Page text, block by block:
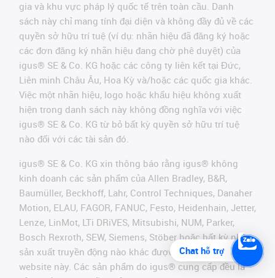
gia và khu vực pháp lý quốc tế trên toàn cầu. Danh
sách này chỉ mang tính đại diện và không đầy đủ về các
quyền sở hữu trí tuệ (ví dụ: nhãn hiệu đã đăng ký hoặc
các đơn đăng ký nhãn hiệu đang chờ phê duyệt) của
igus® SE & Co. KG hoặc các công ty liên kết tại Đức,
Liên minh Châu Âu, Hoa Kỳ và/hoặc các quốc gia khác.
Việc một nhãn hiệu, logo hoặc khẩu hiệu không xuất
hiện trong danh sách này không đồng nghĩa với việc
igus® SE & Co. KG từ bỏ bất kỳ quyền sở hữu trí tuệ
nào đối với các tài sản đó.
igus® SE & Co. KG xin thông báo rằng igus® không
kinh doanh các sản phẩm của Allen Bradley, B&R,
Baumüller, Beckhoff, Lahr, Control Techniques, Danaher
Motion, ELAU, FAGOR, FANUC, Festo, Heidenhain, Jetter,
Lenze, LinMot, LTi DRiVES, Mitsubishi, NUM, Parker,
Bosch Rexroth, SEW, Siemens, Stöber hoặc bất kỳ nhà
sản xuất truyền động nào khác được đề cập trên
website này. Các sản phẩm do igus® cung cấp đều là
Chat hỗ trợ